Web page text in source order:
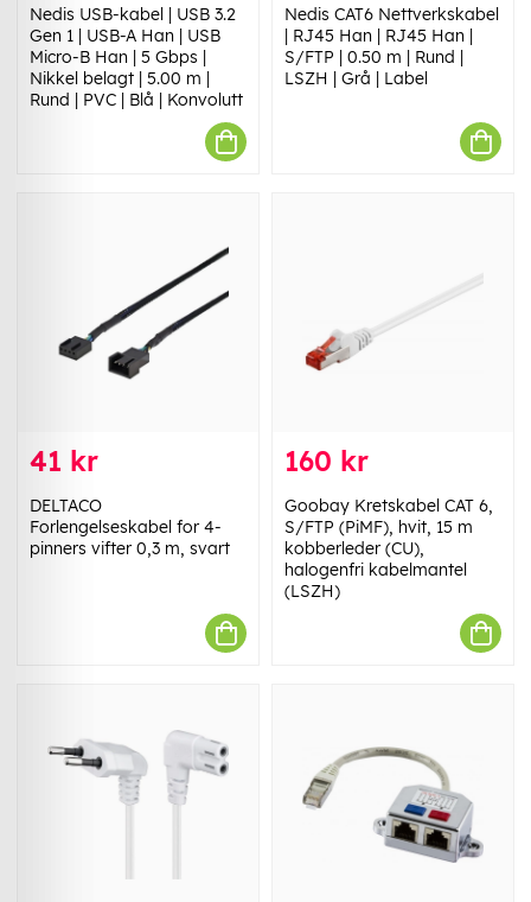
Nedis USB-kabel | USB 3.2
Gen 1 | USB-A Han | USB
Micro-B Han | 5 Gbps |
Nikkel belagt | 5.00 m |
Rund | PVC | Blå | Konvolutt
Nedis CAT6 Nettverkskabel
| RJ45 Han | RJ45 Han |
S/FTP | 0.50 m | Rund |
LSZH | Grå | Label
41 kr
DELTACO
Forlengelseskabel for 4-
pinners vifter 0,3 m, svart
160 kr
Goobay Kretskabel CAT 6,
S/FTP (PiMF), hvit, 15 m
kobberleder (CU),
halogenfri kabelmantel
(LSZH)